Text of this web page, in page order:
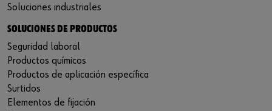
Soluciones industriales
SOLUCIONES DE PRODUCTOS
Seguridad laboral
Productos químicos
Productos de aplicación específica
Surtidos
Elementos de fijación